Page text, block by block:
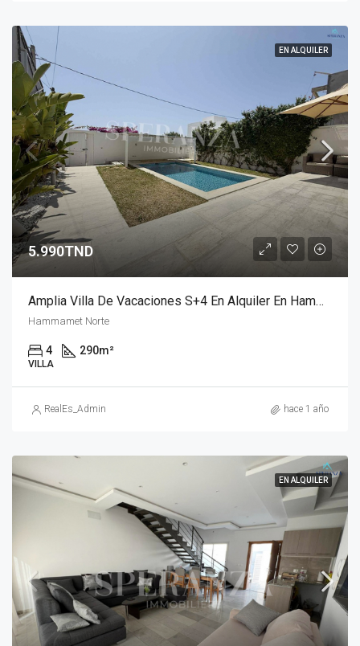
EN ALQUILER
5.990TND
Amplia Villa De Vacaciones S+4 En Alquiler En Hammamet Nord Con Vistas Al Mar Y Piscina
Hammamet Norte
4 290m²
VILLA
RealEs_Admin hace 1 año
EN ALQUILER